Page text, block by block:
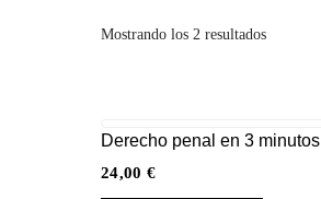
Mostrando los 2 resultadosOrdenado
Derecho penal en 3 minutos
24,00 €